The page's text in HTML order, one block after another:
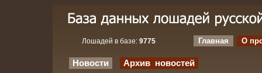
Лошадей в базе: 9775 Главная О
Новости Архив новостей